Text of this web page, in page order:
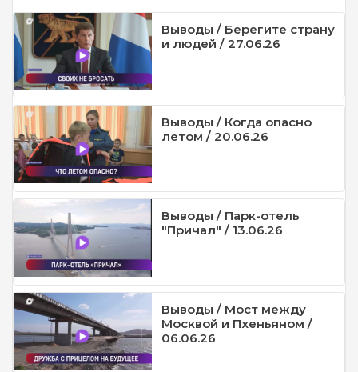
Выводы / Берегите страну
и людей / 27.06.26
Выводы / Когда опасно
летом / 20.06.26
Выводы / Парк-отель
"Причал" / 13.06.26
Выводы / Мост между
Москвой и Пхеньяном /
06.06.26